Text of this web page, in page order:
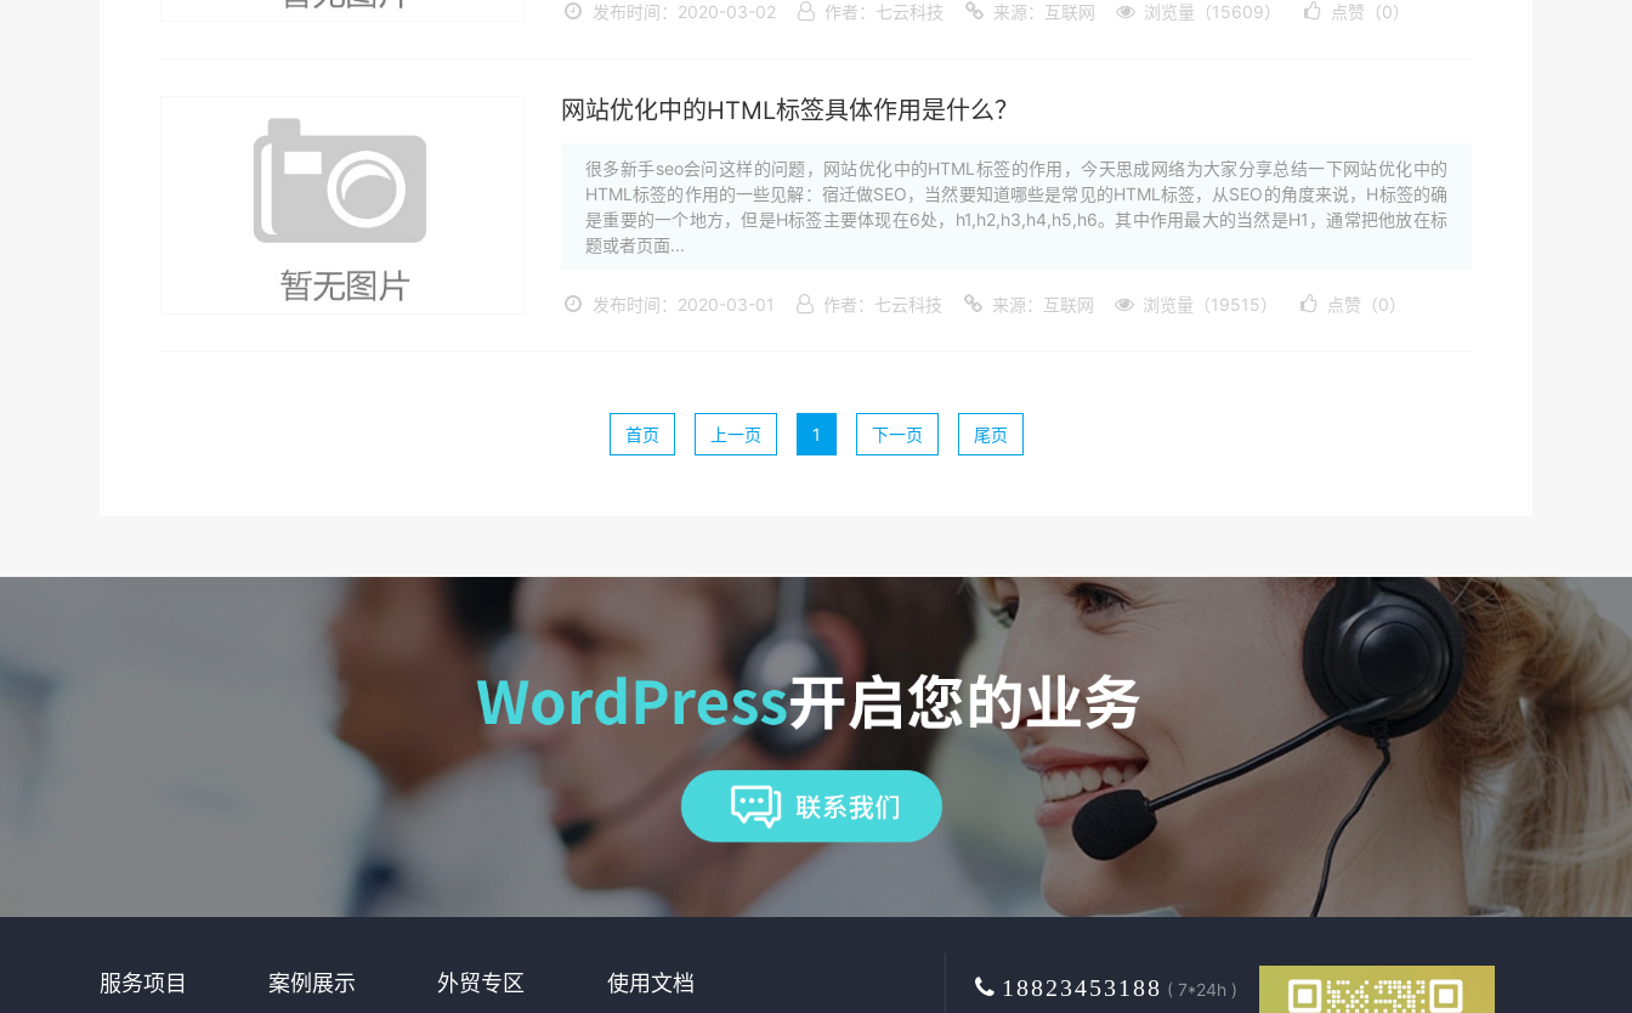
发布时间：2020-03-02 作者：七云科技 来源：互联网 浏览量（15609） 点赞（0）
网站优化中的HTML标签具体作用是什么？
很多新手seo会问这样的问题，网站优化中的HTML标签的作用，今天思成网络为大家分享总结一下网站优化中的
HTML标签的作用的一些见解：宿迁做SEO，当然要知道哪些是常见的HTML标签，从SEO的角度来说，H标签的确
是重要的一个地方，但是H标签主要体现在6处，h1,h2,h3,h4,h5,h6。其中作用最大的当然是H1，通常把他放在标
题或者页面...
发布时间：2020-03-01 作者：七云科技 来源：互联网 浏览量（19515） 点赞（0）
首页 上一页 1 下一页 尾页
服务项目 案例展示 外贸专区 使用文档 18823453188 ( 7*24h )